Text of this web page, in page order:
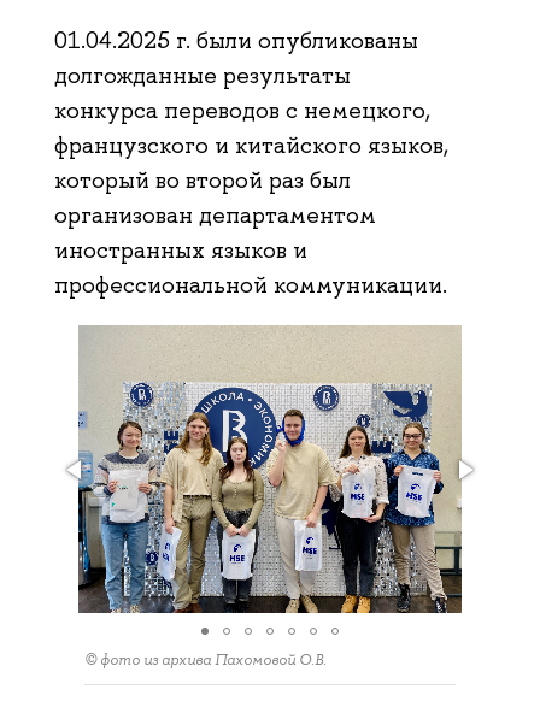
01.04.2025 г. были опубликованы
долгожданные результаты
конкурса переводов с немецкого,
французского и китайского языков,
который во второй раз был
организован департаментом
иностранных языков и
профессиональной коммуникации.
© фото из архива Пахомовой О.В.